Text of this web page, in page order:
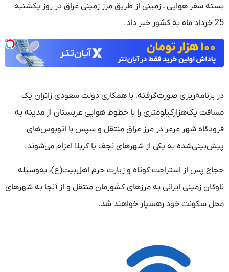
بسته سفر هوایی ـ زمینی از طریق مرز زمینی عراق در روز یکشنبه
25 خرداد ماه به کشور خبر داد.
در برنامه‌ریزی صورت‌گرفته، با همکاری دولت سعودی زائران یک
مسافت یک‌هزارکیلومتری را با خطوط هوایی عربستان از مدینه به
فرودگاه شهر عرعر در مرز عراق منتقل و سپس با اتوبوس‌های
پیش‌بینی‌شده به یکی از شهرهای نجف یا کربلا اعزام می‌شوند.
حجاج پس از استراحت کوتاه و زیارت حرم اهل‌بیت(ع)، به‌وسیله
ناوگان زمینی ایرانی به مرزهای کشورمان منتقل و از آنجا به شهرهای
محل سکونت خود رهسپار خواهند شد.